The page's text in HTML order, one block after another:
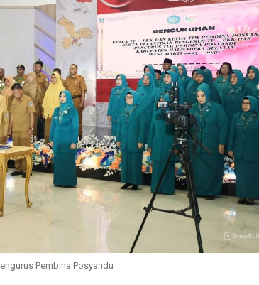
Pembina Posyandu